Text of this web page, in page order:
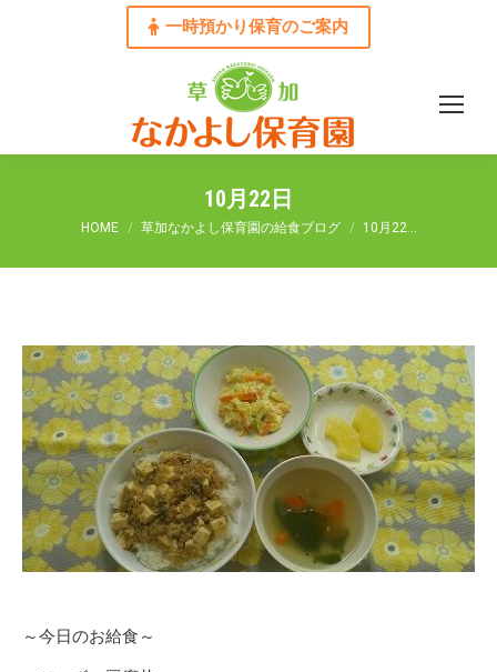
一時預かり保育のご案内
10月22日
You are here:
HOME 草加なかよし保育園の給食ブログ 10月22…
～今日のお給食～